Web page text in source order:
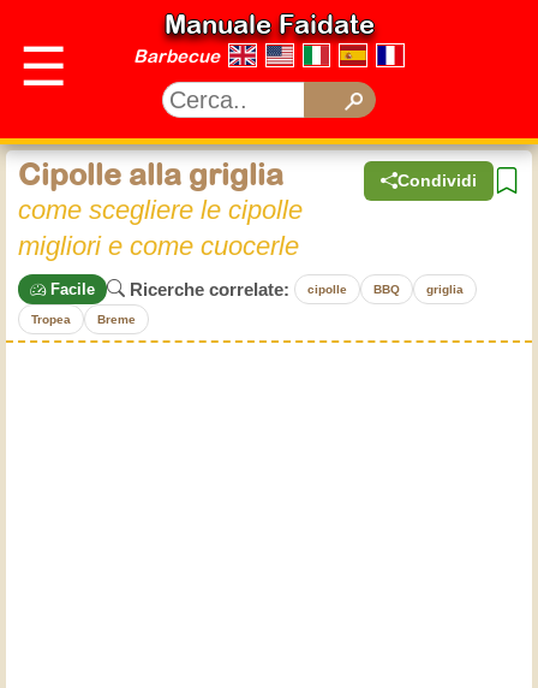
☰
Manuale Faidate
Barbecue
Condividi
Cipolle alla griglia
come scegliere le cipolle
migliori e come cuocerle
Facile Ricerche correlate: cipolle BBQ griglia
Tropea Breme